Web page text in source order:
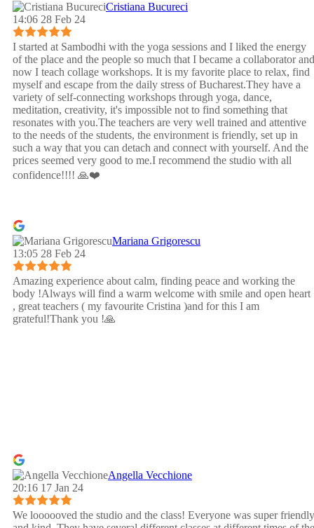
Cristiana Bucureci
14:06 28 Feb 24
I started at Sambodhi with the yoga sessions and I liked the energy
of the place and the people so much that I became a collaborator and
now I teach collage workshops. It is my favorite place to relax, find
myself and escape from the daily stress of Bucharest.They have a
variety of self-connecting workshops through yoga, dance,
meditation, creativity, it's impossible not to find something that
resonates with you.The teachers are very well trained and attentive
to the needs of the students, the environment is friendly, set up in
such a way that you can detach and connect with yourself. And the
prices seemed very good to me.I recommend the studio with all
confidence!!!! 🙏❤️
Mariana Grigorescu
13:05 28 Feb 24
Amazing experience about calm, finding peace and working the
body !Always will find a warm welcome with smile and open heart
, great teachers ( my favourite Cristina )and for this I am
grateful!Thank you !🙏
Angella Vecchione
20:16 17 Jan 24
We loooooved the studio and the class! Everyone was super friendly